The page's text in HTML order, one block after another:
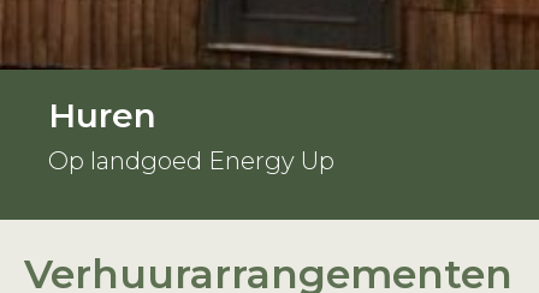
Huren
Op landgoed Energy Up
Verhuurarrangementen